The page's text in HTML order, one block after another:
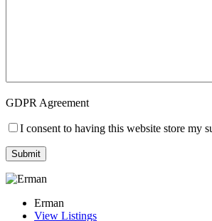
GDPR Agreement
I consent to having this website store my
Erman
View Listings